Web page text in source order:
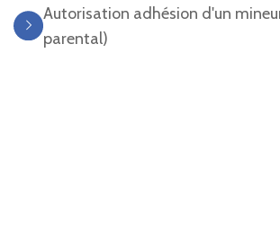
Autorisation adhésion d'un
parental)